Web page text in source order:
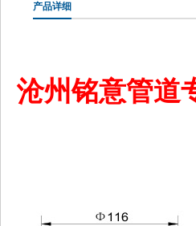
产品详细
沧州铭意管道